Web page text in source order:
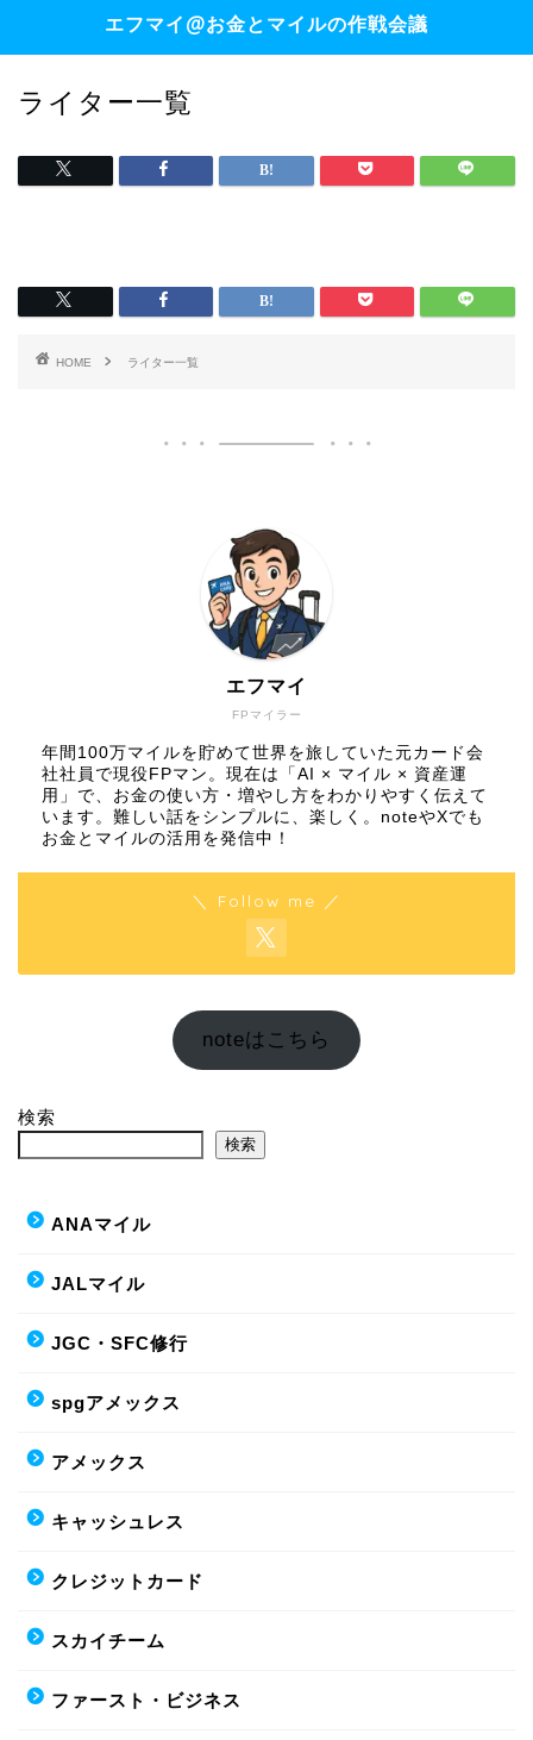
エフマイ@お金とマイルの作戦会議
ライター一覧
HOME ライター一覧
FPマイラー
エフマイ
年間100万マイルを貯めて世界を旅していた元カード会
社社員で現役FPマン。現在は「AI × マイル × 資産運
用」で、お金の使い方・増やし方をわかりやすく伝えて
います。難しい話をシンプルに、楽しく。noteやXでも
お金とマイルの活用を発信中！
＼ Follow me ／
noteはこちら
検索
検索
ANAマイル
JALマイル
JGC・SFC修行
spgアメックス
アメックス
キャッシュレス
クレジットカード
スカイチーム
ファースト・ビジネス